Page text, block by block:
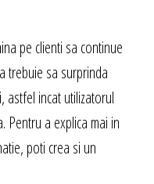
pe clienti sa continue
trebuie sa surprinda
astfel incat utilizatorul
Pentru a explica mai in
poti crea si un